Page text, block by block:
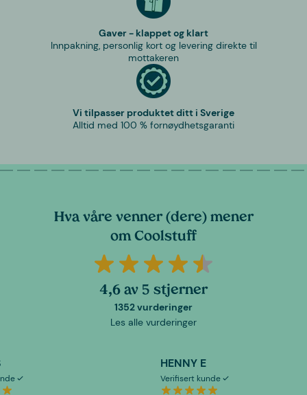
Gaver - klappet og klart
Innpakning, personlig kort og levering direkte til
mottakeren
Vi tilpasser produktet ditt i Sverige
Alltid med 100 % fornøydhetsgaranti
Hva våre venner (dere) mener
om Coolstuff
4,6 av 5 stjerner
1352 vurderinger
Les alle vurderinger
HENNY E
Verifisert kunde